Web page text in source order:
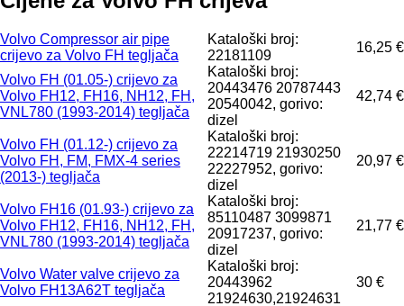
Volvo Compressor air pipe
crijevo za Volvo FH tegljača
Kataloški broj:
22181109
16,25 €
Volvo FH (01.05-) crijevo za
Volvo FH12, FH16, NH12, FH,
VNL780 (1993-2014) tegljača
Kataloški broj:
20443476 20787443
20540042, gorivo:
dizel
42,74 €
Volvo FH (01.12-) crijevo za
Volvo FH, FM, FMX-4 series
(2013-) tegljača
Kataloški broj:
22214719 21930250
22227952, gorivo:
dizel
20,97 €
Volvo FH16 (01.93-) crijevo za
Volvo FH12, FH16, NH12, FH,
VNL780 (1993-2014) tegljača
Kataloški broj:
85110487 3099871
20917237, gorivo:
dizel
21,77 €
Volvo Water valve crijevo za
Volvo FH13A62T tegljača
Kataloški broj:
20443962
21924630,21924631
30 €